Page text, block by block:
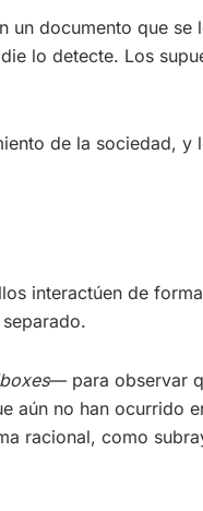
un documento que se
lo detecte. Los
de la sociedad, y
interactúen de
— para observar
aún no han ocurrido
racional, como